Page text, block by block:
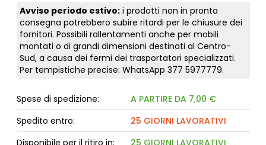
Avviso periodo estivo:i prodotti non in pronta
consegna potrebbero subire ritardi per le chiusure dei
fornitori. Possibili rallentamenti anche per mobili
montati o di grandi dimensioni destinati al Centro-
Sud, a causa dei fermi dei trasportatori specializzati.
Per tempistiche precise: WhatsApp 377 5977779.
Spese di spedizione:
A PARTIRE DA 7,00 €
Spedito entro:
25 GIORNI LAVORATIVI
Disponibile per il ritiro in:
25 GIORNI LAVORATIVI